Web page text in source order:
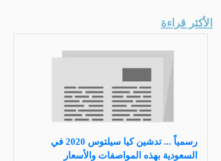
الأكثر قراءة
رسمياً ... تدشين كيا سيلتوس 2020 في
السعودية بهذه المواصفات والأسعار